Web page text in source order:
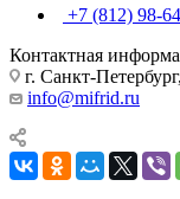
+7 (812) 98-
Контактная
г. Санкт-
info@mifrid.ru